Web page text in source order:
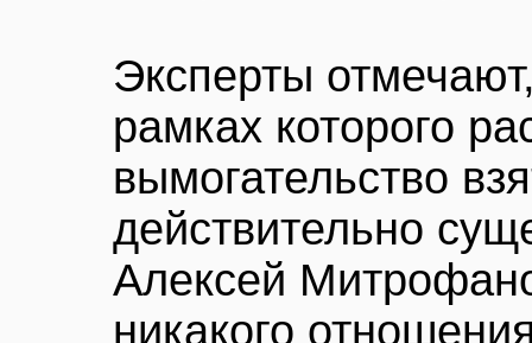
Эксперты
рамках которого
вымогательство
действительно
Алексей
никакого